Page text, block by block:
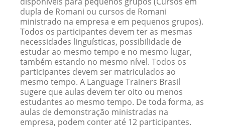
dupla de Romani ou cursos de Romani
ministrado na empresa e em pequenos grupos).
Todos os participantes devem ter as mesmas
necessidades linguísticas, possibilidade de
estudar ao mesmo tempo e no mesmo lugar,
também estando no mesmo nível. Todos os
participantes devem ser matriculados ao
mesmo tempo. A Language Trainers Brasil
sugere que aulas devem ter oito ou menos
estudantes ao mesmo tempo. De toda forma, as
aulas de demonstração ministradas na
empresa, podem conter até 12 participantes.